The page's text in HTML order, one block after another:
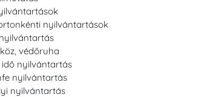
nyilvántartások
védőruha
idő nyilvántartás
nyilvántartás
nyilvántartás